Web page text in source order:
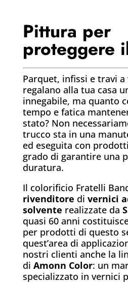
Pittura per
proteggere
Parquet, infissi e travi a
regalano alla tua casa
innegabile, ma quanto
tempo e fatica
stato? Non
trucco sta in una
ed eseguita con
grado di garantire una
duratura.
Il colorificio Fratelli
rivenditore di vernici
solvente realizzate da
quasi 60 anni
per prodotti di questo
quest’area di
nostri clienti anche la
di Amonn Color: un
specializzato in vernici